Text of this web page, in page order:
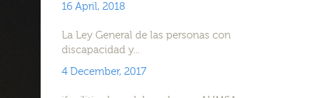
16 April, 2018
La Ley General de las personas con
discapacidad y...
4 December, 2017